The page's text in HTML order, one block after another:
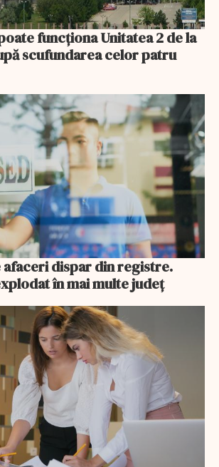
funcționa Unitatea 2 de la
scufundarea celor patru
afaceri dispar din registre.
în mai multe județ